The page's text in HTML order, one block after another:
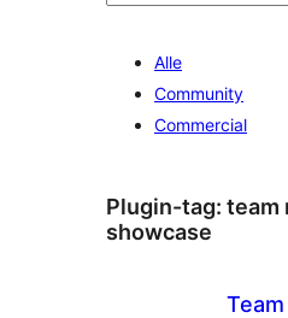
Alle
Community
Commercial
Plugin-tag: team
showcase